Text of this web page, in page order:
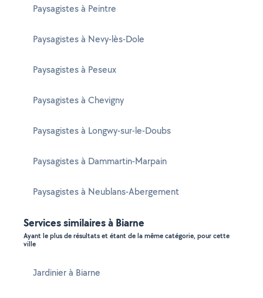
Paysagistes à Peintre
Paysagistes à Nevy-lès-Dole
Paysagistes à Peseux
Paysagistes à Chevigny
Paysagistes à Longwy-sur-le-Doubs
Paysagistes à Dammartin-Marpain
Paysagistes à Neublans-Abergement
Services similaires à Biarne
Ayant le plus de résultats et étant de la même catégorie, pour cette
ville
Jardinier à Biarne